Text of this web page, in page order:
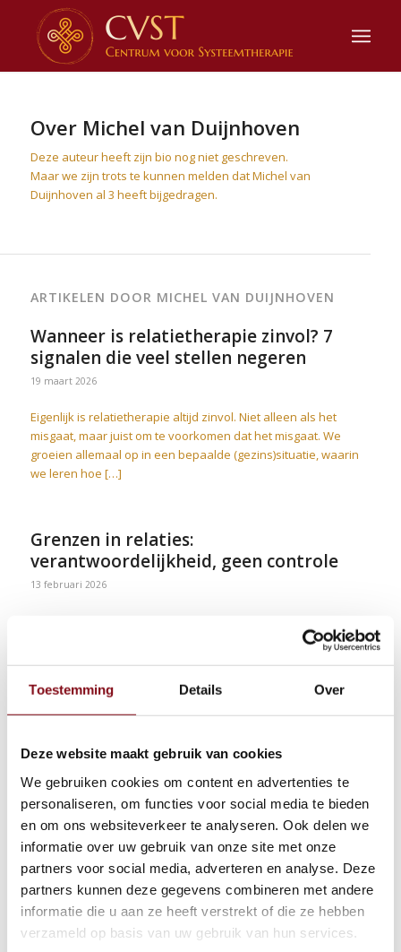
Toestemming Details Over
Deze website maakt gebruik van cookies
We gebruiken cookies om content en advertenties te
personaliseren, om functies voor social media te bieden
en om ons websiteverkeer te analyseren. Ook delen we
informatie over uw gebruik van onze site met onze
partners voor social media, adverteren en analyse. Deze
partners kunnen deze gegevens combineren met andere
informatie die u aan ze heeft verstrekt of die ze hebben
verzameld op basis van uw gebruik van hun services.
Over Michel van Duijnhoven
Deze auteur heeft zijn bio nog niet geschreven.
Maar we zijn trots te kunnen melden datMichel van
Duijnhoven al 3 heeft bijgedragen.
ARTIKELEN DOOR MICHEL VAN DUIJNHOVEN
Wanneer is relatietherapie zinvol? 7
signalen die veel stellen negeren
19 maart 2026
Eigenlijk is relatietherapie altijd zinvol. Niet alleen als het
misgaat, maar juist om te voorkomen dat het misgaat. We
groeien allemaal op in een bepaalde (gezins)situatie, waarin
we leren hoe […]
Grenzen in relaties:
verantwoordelijkheid, geen controle
13 februari 2026
situaties waarin sprake is van een machtsverhouding of een
Vertrouwen is geen veiligheid
Mij werd gevraagd een artikel te schrijven over vertrouwen.
Dat woord roept bij mij vooral verwarring op. Daarom ben ik dit
gaan benaderen als een onderzoek: wat betekent
vertrouwen eigenlijk, […]